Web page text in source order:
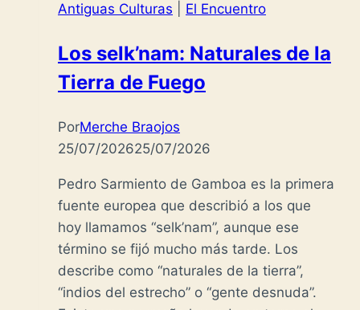
Antiguas Culturas El Encuentro
Los selk’nam: Naturales de la
Tierra de Fuego
PorMerche Braojos
25/07/202625/07/2026
Pedro Sarmiento de Gamboa es la primera
fuente europea que describió a los que
hoy llamamos “selk’nam”, aunque ese
término se fijó mucho más tarde. Los
describe como “naturales de la tierra”,
“indios del estrecho” o “gente desnuda”.